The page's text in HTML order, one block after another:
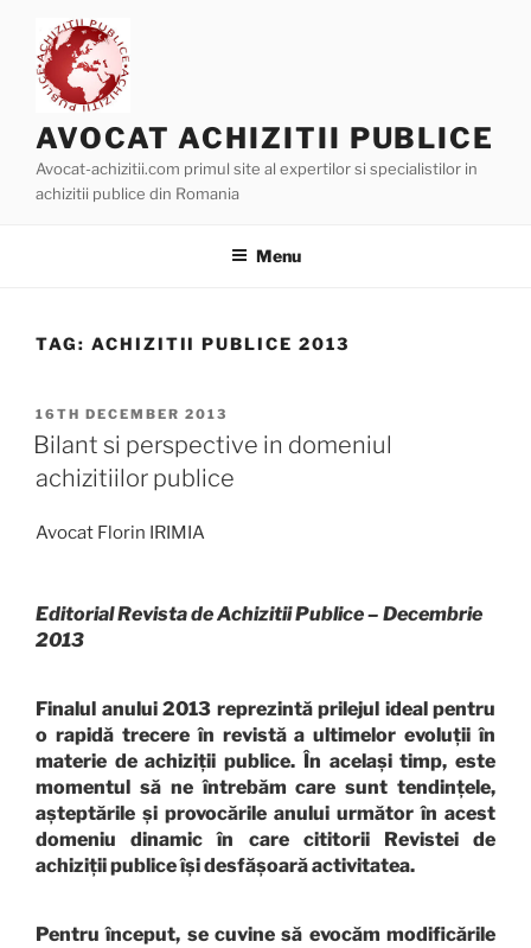
content
AVOCAT ACHIZITII PUBLICE
Avocat-achizitii.com primul site al expertilor si specialistilor in
achizitii publice din Romania
Menu
TAG: ACHIZITII PUBLICE 2013
POSTED
ON
16TH DECEMBER 2013
Bilant si perspective in domeniul
achizitiilor publice
Avocat Florin IRIMIA
Editorial Revista de Achizitii Publice – Decembrie
2013
Finalul anului 2013 reprezintă prilejul ideal pentru
o rapidă trecere în revistă a ultimelor evoluții în
materie de achiziții publice. În același timp, este
momentul să ne întrebăm care sunt tendințele,
așteptările și provocările anului următor în acest
domeniu dinamic în care cititorii Revistei de
achiziții publice își desfășoară activitatea.
Pentru început, se cuvine să evocăm modificările